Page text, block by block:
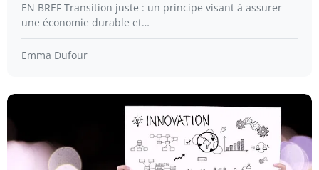
EN BREF Transition juste : un principe visant à assurer
une économie durable et…
Emma Dufour